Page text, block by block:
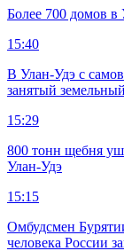
Более 700 домов в
15:40
В Улан-Удэ с
занятый
15:29
800 тонн щебня
Улан-Удэ
15:15
Омбудсмен
человека России